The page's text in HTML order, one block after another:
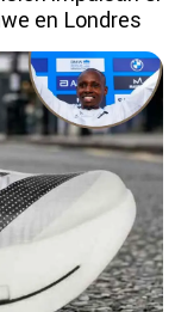
en Londres